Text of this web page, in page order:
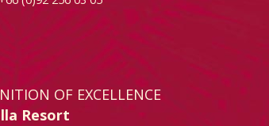
OF EXCELLENCE
Resort